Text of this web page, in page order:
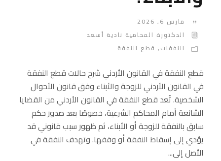
مارس 6, 2026
الدكتورة المحامية نادية أسعد
النفقات, قطع النفقة
قطع النفقة في القانون الأردني شرح حالات قطع النفقة
في القانون الأردني للزوجة والأبناء وفق قانون الأحوال
الشخصية. تُعد قطع النفقة في القانون الأردني من القضايا
الشائعة أمام المحاكم الشرعية، خصوصًا بعد صدور حكم
سابق بالنفقة للزوجة أو الأبناء، ثم ظهور سبب قانوني قد
يؤدي إلى إسقاط النفقة أو وقفها. وتهدف النفقة في
الأصل إلى...